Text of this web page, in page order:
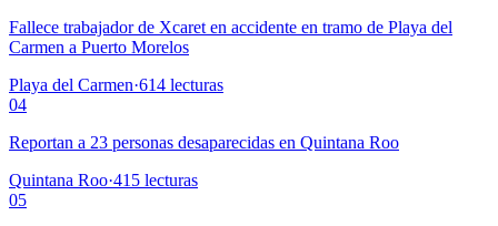
Fallece trabajador de Xcaret en accidente en tramo de Playa del
Carmen a Puerto Morelos
Playa del Carmen·614 lecturas
04
Reportan a 23 personas desaparecidas en Quintana Roo
Quintana Roo·415 lecturas
05